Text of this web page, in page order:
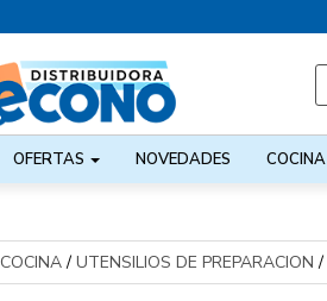
OFERTAS NOVEDADES COCINA
COCINA/ UTENSILIOS DE PREPARACION /